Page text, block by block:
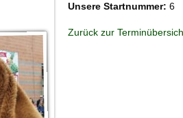
Unsere Startnummer: 6
Zurück zur